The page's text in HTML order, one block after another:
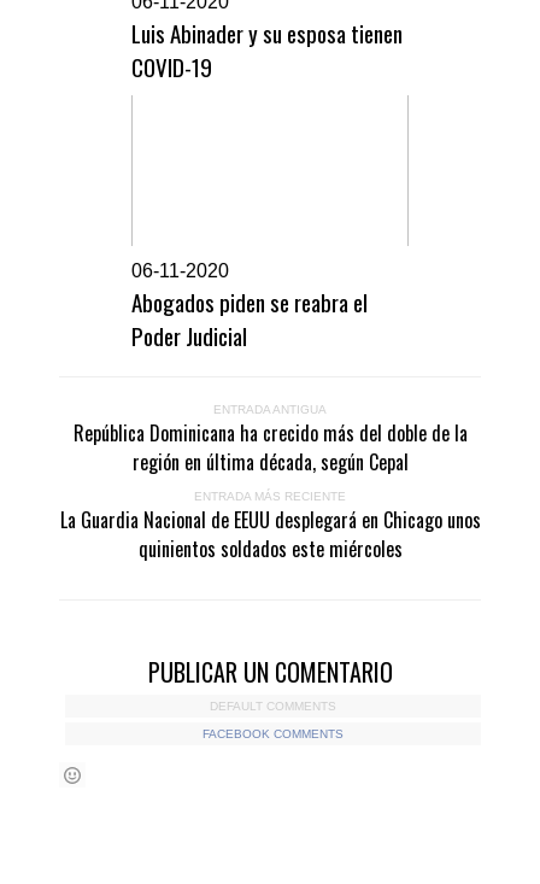
Luis Abinader y su esposa tienen
COVID-19
06-11-2020
Abogados piden se reabra el
Poder Judicial
ENTRADA ANTIGUA
República Dominicana ha crecido más del doble de la
región en última década, según Cepal
ENTRADA MÁS RECIENTE
La Guardia Nacional de EEUU desplegará en Chicago unos
quinientos soldados este miércoles
PUBLICAR UN COMENTARIO
DEFAULT COMMENTS
FACEBOOK COMMENTS